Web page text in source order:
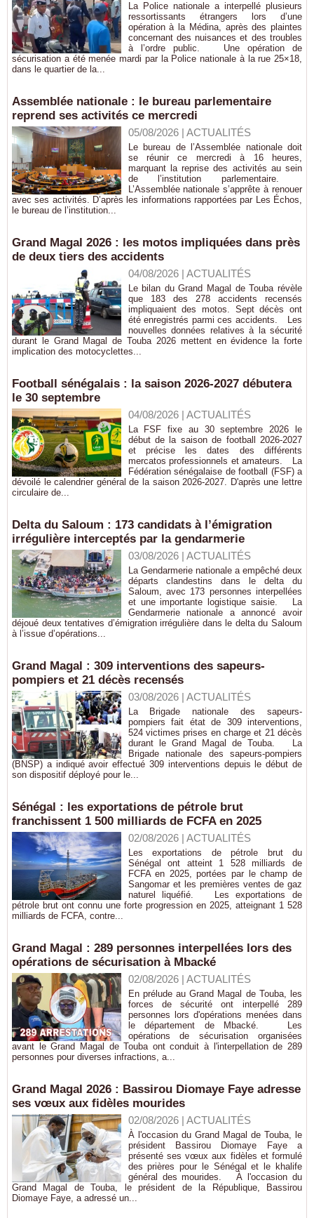
La Police nationale a interpellé plusieurs
ressortissants étrangers lors d’une
opération à la Médina, après des plaintes
concernant des nuisances et des troubles
à l’ordre public. Une opération de
sécurisation a été menée mardi par la Police nationale à la rue 25×18,
dans le quartier de la...
Assemblée nationale : le bureau parlementaire
reprend ses activités ce mercredi
05/08/2026| ACTUALITÉS
Le bureau de l’Assemblée nationale doit
se réunir ce mercredi à 16 heures,
marquant la reprise des activités au sein
de l’institution parlementaire.
L’Assemblée nationale s’apprête à renouer
avec ses activités. D’après les informations rapportées par Les Échos,
le bureau de l’institution...
Grand Magal 2026 : les motos impliquées dans près
de deux tiers des accidents
04/08/2026| ACTUALITÉS
Le bilan du Grand Magal de Touba révèle
que 183 des 278 accidents recensés
impliquaient des motos. Sept décès ont
été enregistrés parmi ces accidents. Les
nouvelles données relatives à la sécurité
durant le Grand Magal de Touba 2026 mettent en évidence la forte
implication des motocyclettes...
Football sénégalais : la saison 2026-2027 débutera
le 30 septembre
04/08/2026| ACTUALITÉS
La FSF fixe au 30 septembre 2026 le
début de la saison de football 2026-2027
et précise les dates des différents
mercatos professionnels et amateurs. La
Fédération sénégalaise de football (FSF) a
dévoilé le calendrier général de la saison 2026-2027. D'après une lettre
circulaire de...
Delta du Saloum : 173 candidats à l’émigration
irrégulière interceptés par la gendarmerie
03/08/2026| ACTUALITÉS
La Gendarmerie nationale a empêché deux
départs clandestins dans le delta du
Saloum, avec 173 personnes interpellées
et une importante logistique saisie. La
Gendarmerie nationale a annoncé avoir
déjoué deux tentatives d’émigration irrégulière dans le delta du Saloum
à l’issue d’opérations...
Grand Magal : 309 interventions des sapeurs-
pompiers et 21 décès recensés
03/08/2026| ACTUALITÉS
La Brigade nationale des sapeurs-
pompiers fait état de 309 interventions,
524 victimes prises en charge et 21 décès
durant le Grand Magal de Touba. La
Brigade nationale des sapeurs-pompiers
(BNSP) a indiqué avoir effectué 309 interventions depuis le début de
son dispositif déployé pour le...
Sénégal : les exportations de pétrole brut
franchissent 1 500 milliards de FCFA en 2025
02/08/2026| ACTUALITÉS
Les exportations de pétrole brut du
Sénégal ont atteint 1 528 milliards de
FCFA en 2025, portées par le champ de
Sangomar et les premières ventes de gaz
naturel liquéfié. Les exportations de
pétrole brut ont connu une forte progression en 2025, atteignant 1 528
milliards de FCFA, contre...
Grand Magal : 289 personnes interpellées lors des
opérations de sécurisation à Mbacké
02/08/2026| ACTUALITÉS
En prélude au Grand Magal de Touba, les
forces de sécurité ont interpellé 289
personnes lors d'opérations menées dans
le département de Mbacké. Les
opérations de sécurisation organisées
avant le Grand Magal de Touba ont conduit à l'interpellation de 289
personnes pour diverses infractions, a...
Grand Magal 2026 : Bassirou Diomaye Faye adresse
ses vœux aux fidèles mourides
02/08/2026| ACTUALITÉS
À l'occasion du Grand Magal de Touba, le
président Bassirou Diomaye Faye a
présenté ses vœux aux fidèles et formulé
des prières pour le Sénégal et le khalife
général des mourides. À l'occasion du
Grand Magal de Touba, le président de la République, Bassirou
Diomaye Faye, a adressé un...